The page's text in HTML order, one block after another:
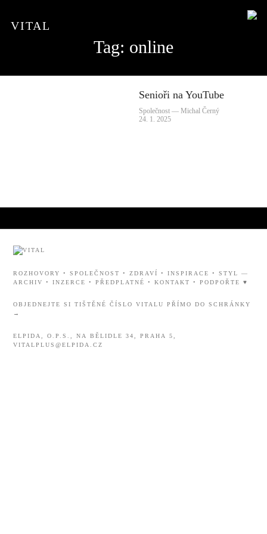
VITAL
Tag: online
Senioři na YouTube
Společnost — Michal Černý
24. 1. 2025
ROZHOVORY •SPOLEČNOST •ZDRAVÍ •INSPIRACE •STYL
—
ARCHIV
•INZERCE •PŘEDPLATNÉ •KONTAKT •PODPOŘTE ♥
OBJEDNEJTE SI TIŠTĚNÉ ČÍSLO VITALU PŘÍMO DO SCHRÁNKY
→
ELPIDA, O.P.S., NA BĚLIDLE 34, PRAHA 5,
VITALPLUS@ELPIDA.CZ